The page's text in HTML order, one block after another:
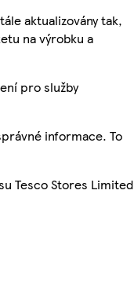
aktualizovány tak,
na výrobku a
pro služby
informace. To
Tesco Stores Limited